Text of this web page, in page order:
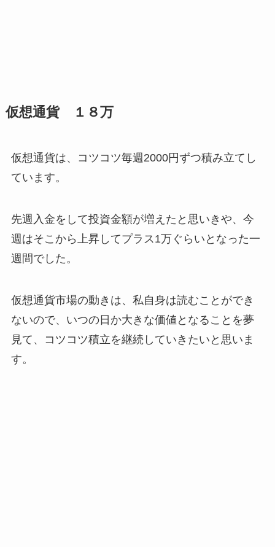
仮想通貨 １８万
仮想通貨は、コツコツ毎週2000円ずつ積み立てし
ています。
先週入金をして投資金額が増えたと思いきや、今
週はそこから上昇してプラス1万ぐらいとなった一
週間でした。
仮想通貨市場の動きは、私自身は読むことができ
ないので、いつの日か大きな価値となることを夢
見て、コツコツ積立を継続していきたいと思いま
す。